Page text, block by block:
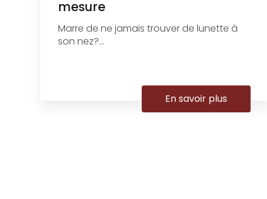
mesure
Marre de ne jamais trouver de lunette à
son nez?...
En savoir plus